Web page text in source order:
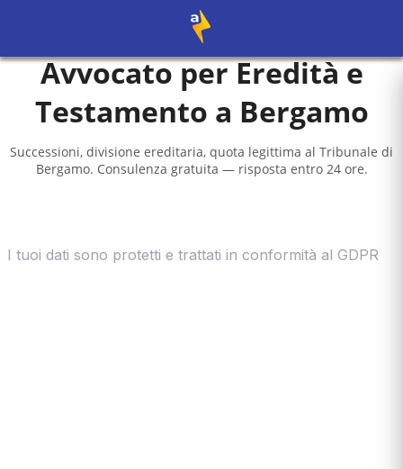
Avvocato per Eredità e
Testamento a Bergamo
Successioni, divisione ereditaria, quota legittima al Tribunale di
Bergamo. Consulenza gratuita — risposta entro 24 ore.